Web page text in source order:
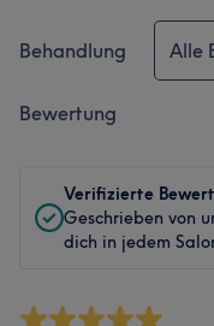
Behandlung Alle
Bewertung
Verifizierte
Geschrieben von
dich in jedem